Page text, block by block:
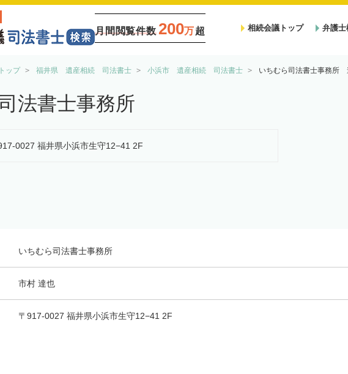
月間閲覧件数 200万超 相続会議トップ 弁護士
ップ 福井県 遺産相続 司法書士 小浜市 遺産相続 司法書士 いちむら司法書士事務
法書士事務所
0027 福井県小浜市生守12−41 2F
いちむら司法書士事務所
市村 達也
〒917-0027 福井県小浜市生守12−41 2F